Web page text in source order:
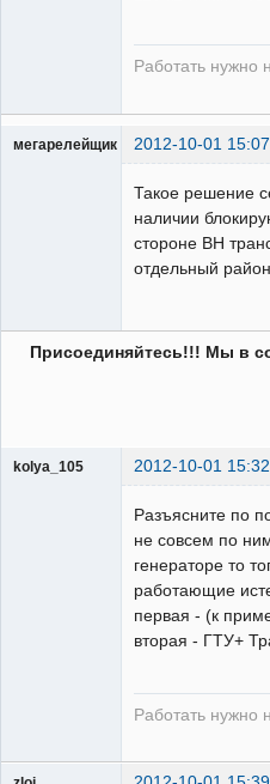
Работать нужно
мегарелейщик 2012-10-01
Такое решение
наличии
стороне ВН
отдельный район
Присоединяйтесь!!! Мы в
kolya_105 2012-10-01
Разъясните по
не совсем по
генераторе то
работающие
первая - (к
вторая - ГТУ+
Работать нужно